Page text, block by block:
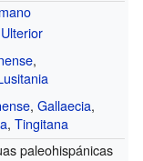
Ulterior
,
, Gallaecia,
, Tingitana
paleohispánicas